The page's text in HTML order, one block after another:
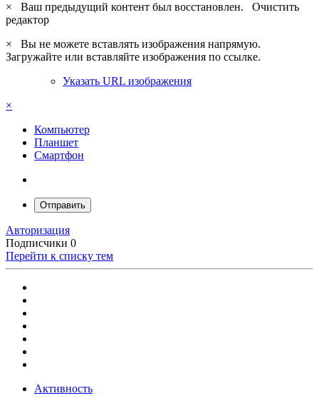
×
Ваш предыдущий контент был восстановлен. Очистить
редактор
×
Вы не можете вставлять изображения напрямую.
Загружайте или вставляйте изображения по ссылке.
Указать URL изображения
×
Компьютер
Планшет
Смартфон
Отправить
Авторизация
Подписчики 0
Перейти к списку тем
Активность